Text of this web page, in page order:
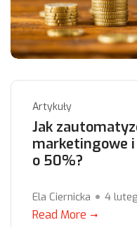
Artykuły
Jak
marketingowe
o 50%?
Ela Ciernicka 4
Read More